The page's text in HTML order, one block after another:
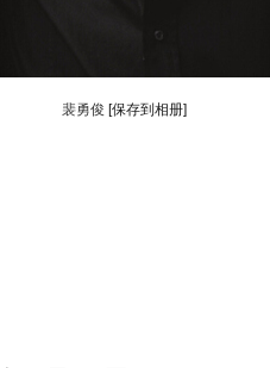
裴勇俊 [保存到相册]